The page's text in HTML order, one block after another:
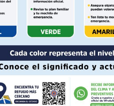
Mi
atribuyó el mérito de la
a nuestra histórica victoria